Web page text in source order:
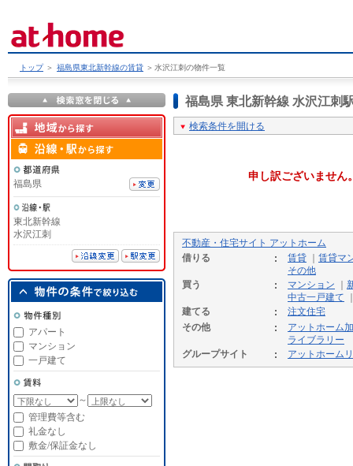
トップ ＞ 福島県東北新幹線の賃貸 ＞ 水沢江刺の物件一覧
福島県 東北新幹線 水沢江刺
検索条件を開ける
申し訳ございません
不動産・住宅サイト アットホーム
借りる
賃貸
賃貸マ
その他
買う
マンション
中古一戸建て
建てる
注文住宅
その他
アットホーム
ライブラリー
グループサイト
アットホーム
福島県
東北新幹線
水沢江刺
アパート
マンション
一戸建て
～
管理費等含む
礼金なし
敷金/保証金なし